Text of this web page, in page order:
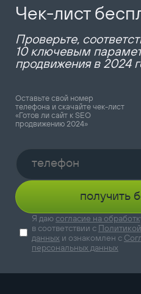
Чек-лист
Проверьте,
10 ключевым
продвижения в 2024
Оставьте свой номер
телефона и скачайте чек-лист
«Готов ли сайт к SEO
продвижению 2024»
получить
Я даю согласие на
в соответствии с
данных и ознакомлен с
персональных данных